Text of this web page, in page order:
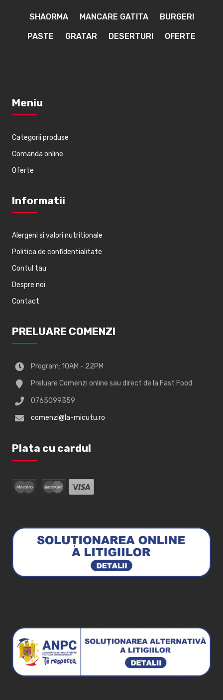
SHAORMA MANCARE GATITA BURGERI
PASTE GRATAR DESERTURI OFERTE
Meniu
Categorii produse
Comanda online
Oferte
Informatii
Alergeni si valori nutritionale
Politica de confidentialitate
Contul tau
Despre noi
Contact
PRELUARE COMENZI
Program: 10AM - 22PM
Preluare Comenzi online sau direct de la Fast Food
0765099359
comenzi@la-micutu.ro
Plata cu cardul